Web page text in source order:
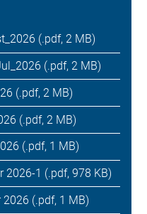
(.pdf, 2 MB)
(.pdf, 2 MB)
(.pdf, 2 MB)
(.pdf, 2 MB)
(.pdf, 1 MB)
2026-1 (.pdf, 978 KB)
(.pdf, 1 MB)